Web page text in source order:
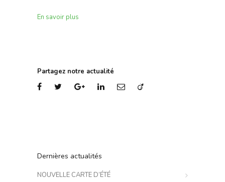
En savoir plus
Partagez notre actualité
Dernières actualités
NOUVELLE CARTE D’ÉTÉ